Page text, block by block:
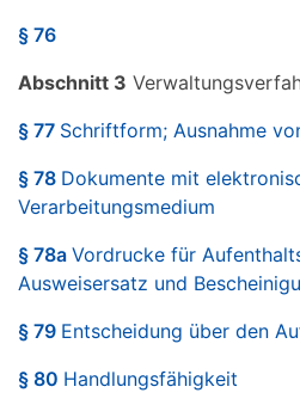
§ 76
Abschnitt 3
§ 77 Schriftform; Ausnahme
§ 78 Dokumente mit
Verarbeitungsmedium
§ 78a Vordrucke für
Ausweisersatz und
§ 79 Entscheidung über den
§ 80 Handlungsfähigkeit